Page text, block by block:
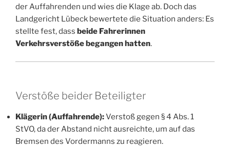
der Auffahrenden und wies die Klage ab. Doch das
Landgericht Lübeck bewertete die Situation anders: Es
stellte fest, dass beide Fahrerinnen
Verkehrsverstöße begangen hatten.
Verstöße beider Beteiligter
Klägerin (Auffahrende):Verstoß gegen § 4 Abs. 1
StVO, da der Abstand nicht ausreichte, um auf das
Bremsen des Vordermanns zu reagieren.